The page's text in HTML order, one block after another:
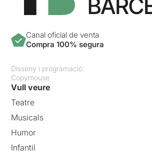
Canal oficial de venta
Compra 100% segura
Disseny i programació:
Copymouse
Vull veure
Teatre
Musicals
Humor
Infantil